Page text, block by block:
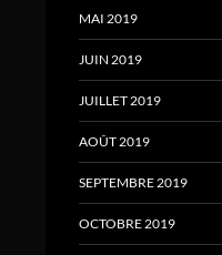
MAI 2019
JUIN 2019
JUILLET 2019
AOÛT 2019
SEPTEMBRE 2019
OCTOBRE 2019